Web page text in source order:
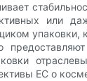
или
упаковки,
ЕС о